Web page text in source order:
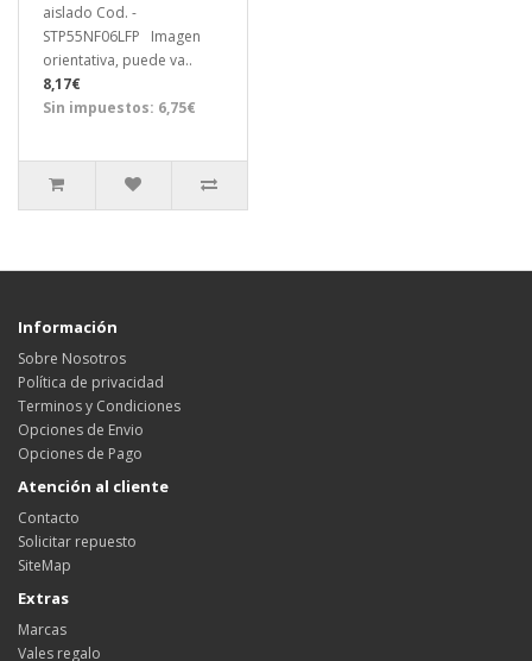
aislado Cod. -
STP55NF06LFP Imagen
orientativa, puede va..
8,17€
Sin impuestos: 6,75€
Información
Sobre Nosotros
Política de privacidad
Terminos y Condiciones
Opciones de Envio
Opciones de Pago
Atención al cliente
Contacto
Solicitar repuesto
SiteMap
Extras
Marcas
Vales regalo